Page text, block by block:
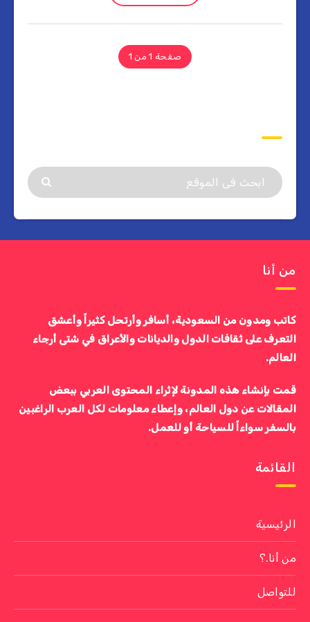
صفحة 1 من 1
من أنا
كاتب ومدون من السعودية، أسافر وأرتحل كثيراً وأعشق
التعرف على ثقافات الدول والديانات والأعراق في شتى أرجاء
العالم.
قمت بإنشاء هذه المدونة لإثراء المحتوى العربي ببعض
المقالات عن دول العالم، وإعطاء معلومات لكل العرب الراغبين
بالسفر سواءاً للسياحة أو للعمل.
القائمة
الرئيسية
من أنا.؟
للتواصل